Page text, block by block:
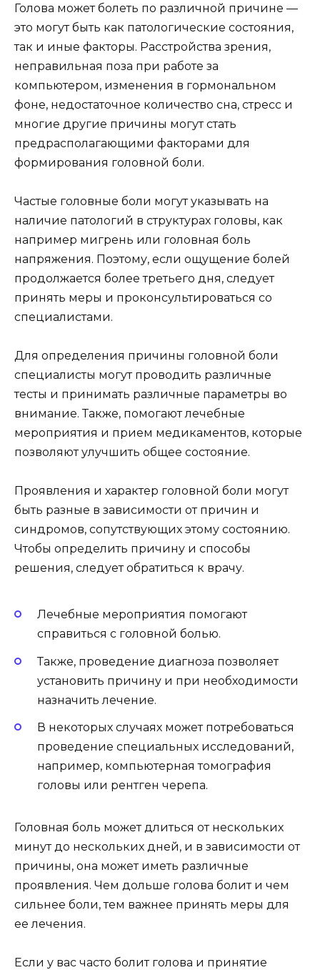
Голова может болеть по различной причине —
это могут быть как патологические состояния,
так и иные факторы. Расстройства зрения,
неправильная поза при работе за
компьютером, изменения в гормональном
фоне, недостаточное количество сна, стресс и
многие другие причины могут стать
предрасполагающими факторами для
формирования головной боли.
Частые головные боли могут указывать на
наличие патологий в структурах головы, как
например мигрень или головная боль
напряжения. Поэтому, если ощущение болей
продолжается более третьего дня, следует
принять меры и проконсультироваться со
специалистами.
Для определения причины головной боли
специалисты могут проводить различные
тесты и принимать различные параметры во
внимание. Также, помогают лечебные
мероприятия и прием медикаментов, которые
позволяют улучшить общее состояние.
Проявления и характер головной боли могут
быть разные в зависимости от причин и
синдромов, сопутствующих этому состоянию.
Чтобы определить причину и способы
решения, следует обратиться к врачу.
Лечебные мероприятия помогают
справиться с головной болью.
Также, проведение диагноза позволяет
установить причину и при необходимости
назначить лечение.
В некоторых случаях может потребоваться
проведение специальных исследований,
например, компьютерная томография
головы или рентген черепа.
Головная боль может длиться от нескольких
минут до нескольких дней, и в зависимости от
причины, она может иметь различные
проявления. Чем дольше голова болит и чем
сильнее боли, тем важнее принять меры для
ее лечения.
Если у вас часто болит голова и принятие